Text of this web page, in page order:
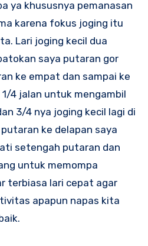
ya khususnya pemanasan
karena fokus joging itu
Lari joging kecil dua
saya putaran gor
ke empat dan sampai ke
4 jalan untuk mengambil
3/4 nya joging kecil lagi di
ke delapan saya
setengah putaran dan
untuk memompa
terbiasa lari cepat agar
apapun napas kita